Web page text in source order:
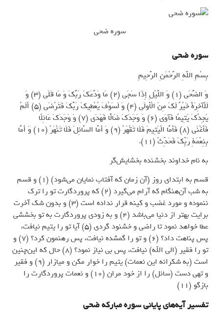
سوره ضحی
سوره ضحی
بِسْمِ اللَّهِ الرَّحْمَنِ الرَّحِيمِ
وَ الضُّحَى (1) وَ اللَّيْلِ إِذَا سَجَى (2) مَا وَدَّعَكَ رَبُّكَ وَ مَا قَلَى (3) وَ
لَلْآخِرَةُ خَيْرٌ لَكَ مِنَ الْأُولَى (4) وَ لَسَوْفَ يُعْطِيكَ رَبُّكَ فَتَرْضَى (5) أَلَمْ
يَجِدْكَ يَتِيمًا فَآوَى (6) وَ وَجَدَكَ ضَالًّا فَهَدَى (7) وَ وَجَدَكَ عَائِلًا
فَأَغْنَى (8) فَأَمَّا الْيَتِيمَ فَلَا تَقْهَرْ (9) وَ أَمَّا السَّائِلَ فَلَا تَنْهَرْ (10) وَ أَمَّا
بِنِعْمَةِ رَبِّكَ فَحَدِّثْ (11).
به نام خداوند بخشنده بخشایش‌گر
قسم به ابتدای روز (آن زمان که آفتاب نمایان می‌شود) (1) و قسم
به شب آن‌هنگام که آرام می‌گیرد (2) که پروردگارت تو را ترک
ننموده و مورد غضب و کینه قرار نداده است (3) و بدون شک آخرت
برایت بهتر از دنیا می‌باشد (4) و به زودی پروردگارت به تو بخششی
عطا خواهد نمود تا راضی و خشنود گردی (5) آیا تو را یتیم نیافت،
پس پناهت داد؟ (6) و تو را گمشده نیافت، پس رهنمون کرد؟ (7) و
تو را فقیر (الی الله) نیافت، پس بی نیاز نمود؟ (8) حال که این‌چنین
است (به شکرانه این نعمات) یتیم را خوار مکن و میازار (9) و فقیر
و تهی دست (سائل) را از خود مران (10) و نعمات پروردگارت را
بازگو (11)
تفسیر آیه‌های پایانی سوره مبارکه ضحی